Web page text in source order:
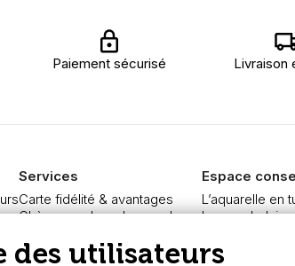
Paiement sécurisé Livraison
Services
Carte fidélité & avantages
Chèque cadeau, bon cadeaux
Pass culture - mode d'emploi
Espace
L’aquarelle en
Le vocabulaire
Préparer une
des utilisateurs